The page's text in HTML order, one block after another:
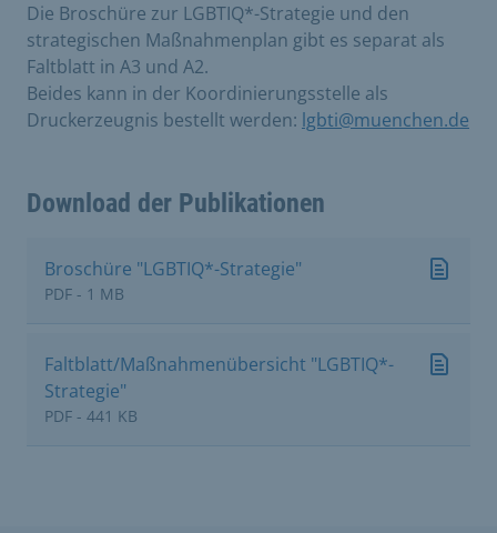
Die Broschüre zur LGBTIQ*-Strategie und den
strategischen Maßnahmenplan gibt es separat als
Faltblatt in A3 und A2.
Beides kann in der Koordinierungsstelle als
Druckerzeugnis bestellt werden: lgbti@muenchen.de
Download der Publikationen
Broschüre "LGBTIQ*-Strategie"
PDF - 1 MB
Faltblatt/Maßnahmenübersicht "LGBTIQ*-
Strategie"
PDF - 441 KB